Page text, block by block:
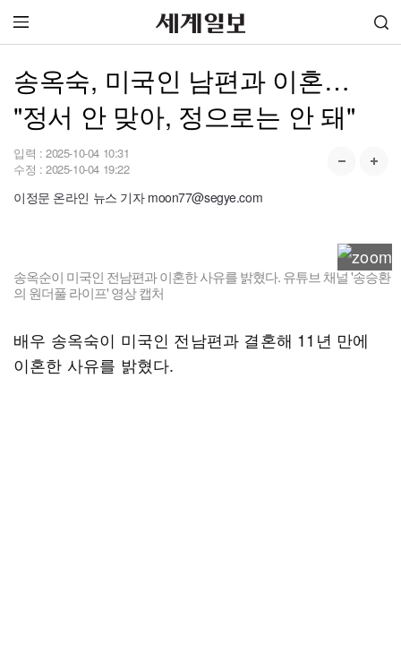
송옥숙, 미국인 남편과 이혼…
"정서 안 맞아, 정으로는 안 돼"
입력 : 2025-10-04 10:31
수정 : 2025-10-04 19:22
이정문 온라인 뉴스 기자 moon77@segye.com
송옥순이 미국인 전남편과 이혼한 사유를 밝혔다. 유튜브 채널 '송승환
의 원더풀 라이프' 영상 캡처
배우 송옥숙이 미국인 전남편과 결혼해 11년 만에
이혼한 사유를 밝혔다.